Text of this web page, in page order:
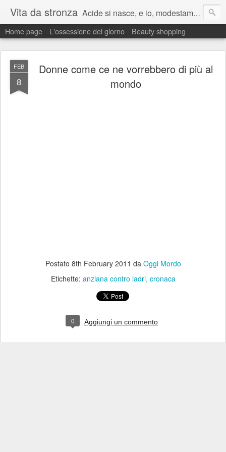
Vita da stronza Acide si nasce, e io, modestamente, lo nacqui.
Ma anche un paio di calci nel culo presi nella vita aiutano sempre a migliorare.
Home page L'ossessione del giorno Beauty shopping
FEB
8
Donne come ce ne vorrebbero di più al
mondo
Postato 8th February 2011 da Oggi Mordo
Etichette: anziana contro ladri cronaca
0 Aggiungi un commento